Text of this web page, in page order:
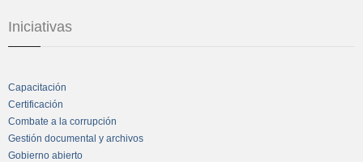
Iniciativas
Capacitación
Certificación
Combate a la corrupción
Gestión documental y archivos
Gobierno abierto